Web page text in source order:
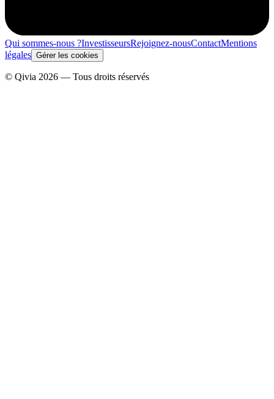
Qui sommes-nous ?InvestisseursRejoignez-nousContactMentions
légales Gérer les cookies
© Qivia 2026 — Tous droits réservés